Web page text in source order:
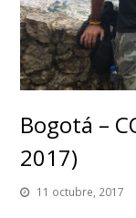
Bogotá –
2017)
11 octubre, 2017